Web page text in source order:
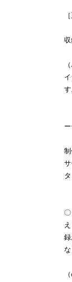
収
す
タ
な